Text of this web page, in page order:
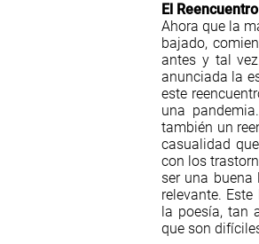
El Reencuentro
Ahora que la
bajado,
antes y tal
anunciada la
este
una
también un
casualidad
con los
ser una
relevante.
la poesía, tan
que son